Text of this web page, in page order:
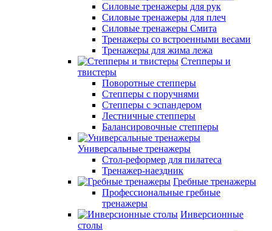
Силовые тренажеры для рук
Силовые тренажеры для плеч
Силовые тренажеры Смита
Тренажеры со встроенными весами
Тренажеры для жима лежа
Степперы и
твистеры
Поворотные степперы
Степперы с поручнями
Степперы с эспандером
Лестничные степперы
Балансировочные степперы
Универсальные тренажеры
Стол-реформер для пилатеса
Тренажер-наездник
Гребные тренажеры
Профессиональные гребные
тренажеры
Инверсионные
столы